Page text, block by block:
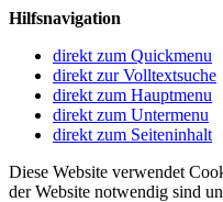
Hilfsnavigation
direkt zum Quickmenu
direkt zur Volltextsuche
direkt zum Hauptmenu
direkt zum Untermenu
direkt zum Seiteninhalt
Diese Website verwendet
der Website notwendig sind